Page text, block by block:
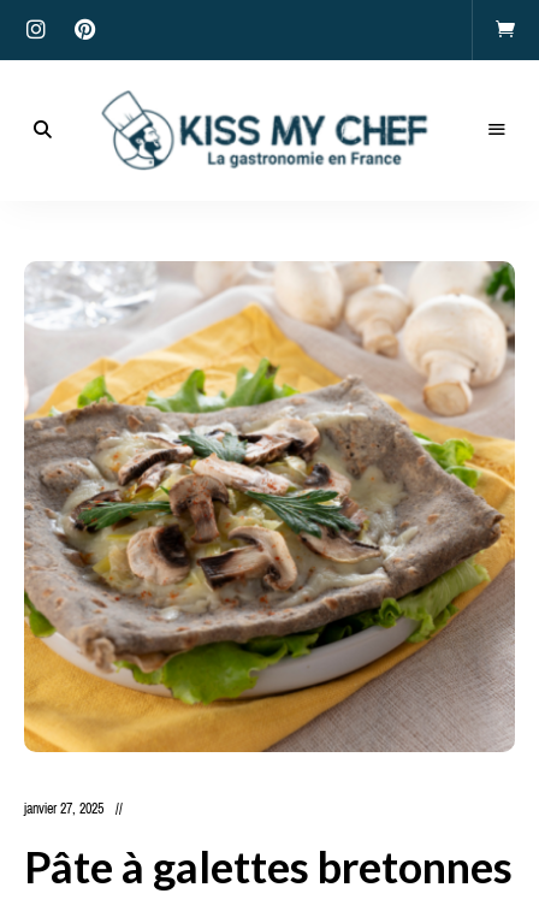
My
Chef
janvier 27, 2025
Pâte à galettes bretonnes